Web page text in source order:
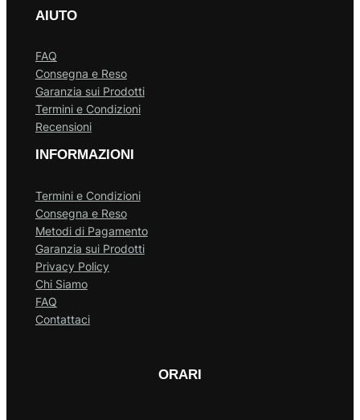
AIUTO
FAQ
Consegna e Reso
Garanzia sui Prodotti
Termini e Condizioni
Recensioni
INFORMAZIONI
Termini e Condizioni
Consegna e Reso
Metodi di Pagamento
Garanzia sui Prodotti
Privacy Policy
Chi Siamo
FAQ
Contattaci
ORARI